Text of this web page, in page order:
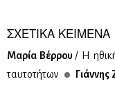
ΣΧΕΤΙΚΑ ΚΕΙΜΕΝΑ
Μα­ρία Βέρ­ρου / Η
ταυ­το­τή­των
Γιάν­νης